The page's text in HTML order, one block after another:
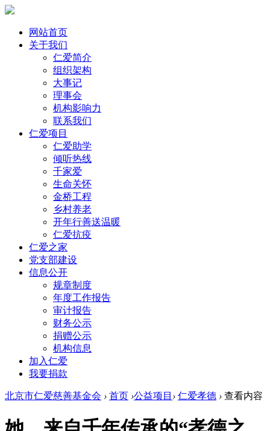
网站首页
关于我们
仁爱简介
组织架构
大事记
理事会
机构影响力
联系我们
仁爱项目
仁爱助学
倾听热线
千家爱
生命关怀
金桥工程
乡村养老
开年行善送温暖
仁爱抗疫
仁爱之家
党支部建设
信息公开
规章制度
年度工作报告
审计报告
财务公示
捐赠公示
机构信息
加入仁爱
我要捐款
北京市仁爱慈善基金会 › 首页 ›公益项目 › 仁爱孝德 › 查看内容